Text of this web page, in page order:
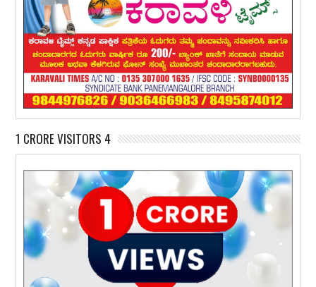
1 CRORE VISITORS 4